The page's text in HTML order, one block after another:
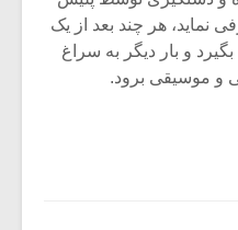
نماید، هر چند بعد از یک
و بار دیگر به سراغ
و موسیقی برود.